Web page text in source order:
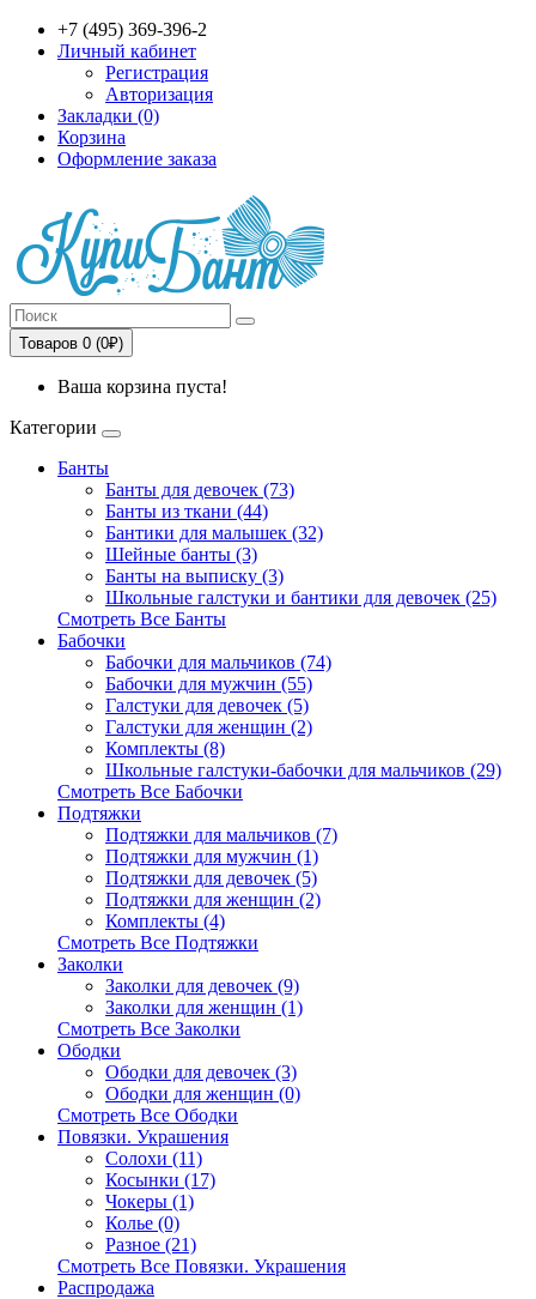
+7 (495) 369-396-2
Личный кабинет
Регистрация
Авторизация
Закладки (0)
Корзина
Оформление заказа
Товаров 0 (0₽)
Ваша корзина пуста!
Категории
Банты
Банты для девочек (73)
Банты из ткани (44)
Бантики для малышек (32)
Шейные банты (3)
Банты на выписку (3)
Школьные галстуки и бантики для девочек (25)
Смотреть Все Банты
Бабочки
Бабочки для мальчиков (74)
Бабочки для мужчин (55)
Галстуки для девочек (5)
Галстуки для женщин (2)
Комплекты (8)
Школьные галстуки-бабочки для мальчиков (29)
Смотреть Все Бабочки
Подтяжки
Подтяжки для мальчиков (7)
Подтяжки для мужчин (1)
Подтяжки для девочек (5)
Подтяжки для женщин (2)
Комплекты (4)
Смотреть Все Подтяжки
Заколки
Заколки для девочек (9)
Заколки для женщин (1)
Смотреть Все Заколки
Ободки
Ободки для девочек (3)
Ободки для женщин (0)
Смотреть Все Ободки
Повязки. Украшения
Солохи (11)
Косынки (17)
Чокеры (1)
Колье (0)
Разное (21)
Смотреть Все Повязки. Украшения
Распродажа